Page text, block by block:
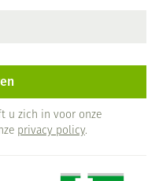
u zich in voor onze
privacy policy.